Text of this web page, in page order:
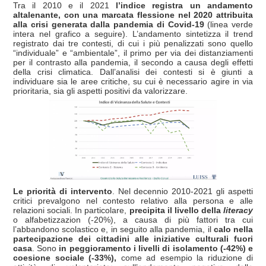
Tra il 2010 e il 2021 l’indice registra un andamento
altalenante, con una marcata flessione nel 2020 attribuita
alla crisi generata dalla pandemia di Covid-19 (linea verde
intera nel grafico a seguire). L’andamento sintetizza il trend
registrato dai tre contesti, di cui i più penalizzati sono quello
“individuale” e “ambientale”, il primo per via dei distanziamenti
per il contrasto alla pandemia, il secondo a causa degli effetti
della crisi climatica. Dall’analisi dei contesti si è giunti a
individuare sia le aree critiche, su cui è necessario agire in via
prioritaria, sia gli aspetti positivi da valorizzare.
Le priorità di intervento. Nel decennio 2010-2021 gli aspetti
critici prevalgono nel contesto relativo alla persona e alle
relazioni sociali. In particolare, precipita il livello della literacy
o alfabetizzazion (-20%), a causa di più fattori tra cui
l’abbandono scolastico e, in seguito alla pandemia, il calo nella
partecipazione dei cittadini alle iniziative culturali fuori
casa. Sono in peggioramento i livelli di isolamento (-42%) e
coesione sociale (-33%), come ad esempio la riduzione di